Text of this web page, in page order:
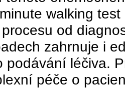
walking
od
zahrnuje i
podávání léčiva.
péče o